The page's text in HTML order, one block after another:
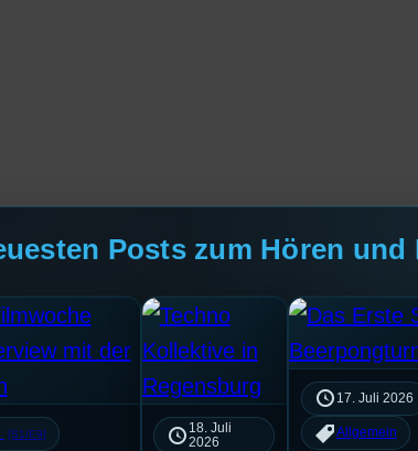
Posts zum Hören und
[S1/E9]
18. Juli
2026
17. Juli 2026
Allgemein